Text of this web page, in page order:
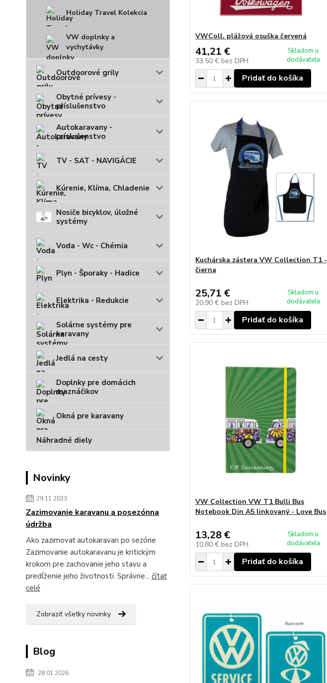
Holiday Travel Kolekcia
VW doplnky a
vychytávky
Outdoorové grily
Obytné prívesy -
príslušenstvo
Autokaravany -
príslušenstvo
TV - SAT - NAVIGÁCIE
Kúrenie, Klíma, Chladenie
Nosiče bicyklov, úložné
systémy
Voda - Wc - Chémia
Plyn - Šporaky - Hadice
Elektrika - Redukcie
Solárne systémy pre
karavany
Jedlá na cesty
Doplnky pre domácich
maznáčikov
Okná pre karavany
Náhradné diely
Novinky
29.11.2023
Zazimovanie karavanu a posezónna
údržba
Ako zazimovať autokaravan po sezóne
Zazimovanie autokaravanu je kritickým
krokom pre zachovanie jeho stavu a
predĺženie jeho životnosti. Správne... čítať
celé
Zobraziť všetky novinky
Blog
28.01.2026
VWColl. plážová osuška červená
41,21 €
33,50 € bez DPH
Skladom u
dodávateľa
Pridať do košíka
Kuchárska zástera VW Collection T1 -
čierna
25,71 €
20,90 € bez DPH
Skladom u
dodávateľa
Pridať do košíka
VW Collection VW T1 Bulli Bus
Notebook Din A5 linkovaný - Love Bus
13,28 €
10,80 € bez DPH
Skladom u
dodávateľa
Pridať do košíka